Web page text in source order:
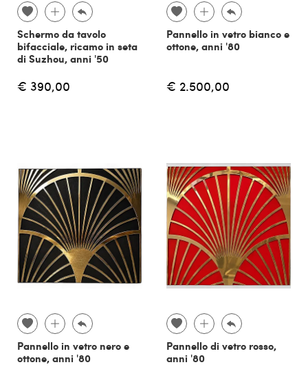
Schermo da tavolo
bifacciale, ricamo in seta
di Suzhou, anni '50
€ 390,00
Pannello in vetro bianco e
ottone, anni '80
€ 2.500,00
Pannello in vetro nero e
ottone, anni '80
Pannello di vetro rosso,
anni '80